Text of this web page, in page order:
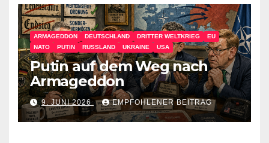
ARMAGEDDON DEUTSCHLAND DRITTER WELTKRIEG
EU
NATO
PUTIN RUSSLAND UKRAINE USA
Putin auf dem Weg nach
Armageddon
9. JUNI 2026 EMPFOHLENER BEITRAG